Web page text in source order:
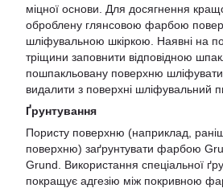
міцної основи. Для досягнення
оброблену глянсовою фарбою
шліфувальною шкіркою. Наявні на
тріщини заповнити відповідною
пошпакльовану поверхню шліфувати
видалити з поверхні шліфувальний
Ґрунтування
Пористу поверхню (наприклад,
поверхню) заґрунтувати фарбою
Grund. Використання спеціальної
покращує адгезію між покривною